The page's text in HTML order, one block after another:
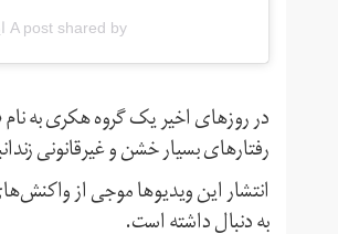
A post shared by ایران اینترنشنال (@iranintltv)
در روزهای اخیر یک گروه هکری به
رفتارهای بسیار خشن و غیرقانونی
انتشار این ویدیوها موجی از
به دنبال داشته است.